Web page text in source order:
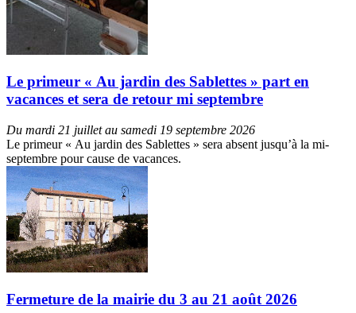
Le primeur « Au jardin des Sablettes » part en
vacances et sera de retour mi septembre
Du mardi 21 juillet au samedi 19 septembre 2026
Le primeur « Au jardin des Sablettes » sera absent jusqu’à la mi-
septembre pour cause de vacances.
Fermeture de la mairie du 3 au 21 août 2026